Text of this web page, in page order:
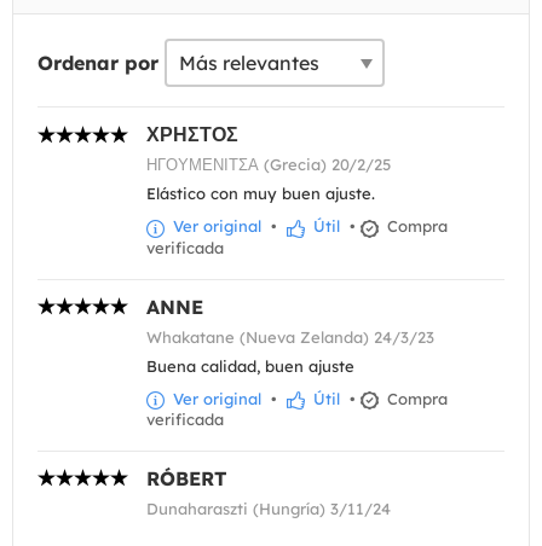
Ordenar por
ΧΡΗΣΤΟΣ
ΗΓΟΥΜΕΝΙΤΣΑ (Grecia) 20/2/25
Elástico con muy buen ajuste.
Ver original • Útil •
Compra
verificada
ANNE
Whakatane (Nueva Zelanda) 24/3/23
Buena calidad, buen ajuste
Ver original • Útil •
Compra
verificada
RÓBERT
Dunaharaszti (Hungría) 3/11/24